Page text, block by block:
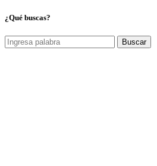
¿Qué buscas?
Buscar